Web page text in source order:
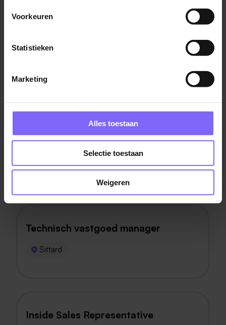
Voorkeuren
Statistieken
Marketing
Alles toestaan
Selectie toestaan
Weigeren
HR Business Partner HQ
Sittard
Schadebehandelaar
Sittard
Technisch vastgoed manager
Sittard
Inside Sales Representative